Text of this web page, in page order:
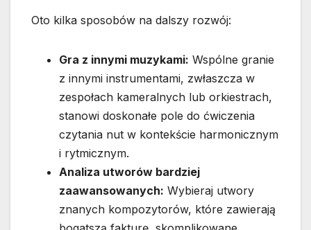
Oto kilka sposobów na dalszy rozwój:
Gra z innymi muzykami: Wspólne granie
z innymi instrumentami, zwłaszcza w
zespołach kameralnych lub orkiestrach,
stanowi doskonałe pole do ćwiczenia
czytania nut w kontekście harmonicznym
i rytmicznym.
Analiza utworów bardziej
zaawansowanych: Wybieraj utwory
znanych kompozytorów, które zawierają